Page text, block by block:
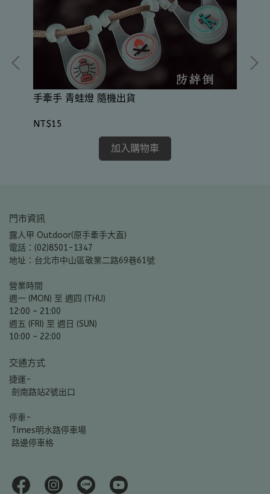
手牽手 青蛙燈 隨機出貨
NT$15
加入購物車
門市資訊
露人甲 Outdoor(原手牽手大直)
電話：(02)8501-1347
地址：台北市中山區敬業二路69巷61號
營業時間
週一 (MON) 至 週四 (THU)
12:00 ~ 21:00
週五 (FRI) 至 週日 (SUN)
10:00 ~ 22:00
交通方式
捷運-
劍南路站2號出口
停車-
Times明水路停車場
路邊停車格